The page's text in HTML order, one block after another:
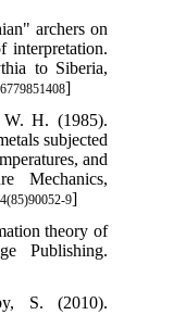
archers on
interpretation.
to Siberia,
]
H. (1985).
subjected
and
Mechanics,
9]
theory of
Publishing.
S. (2010).